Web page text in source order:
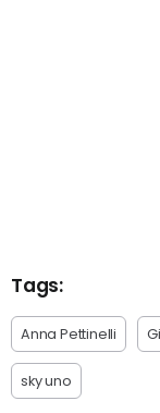
Tags:
Anna Pettinelli
sky uno